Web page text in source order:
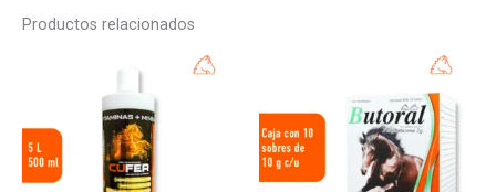
Productos relacionados